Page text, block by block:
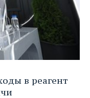
в реагент